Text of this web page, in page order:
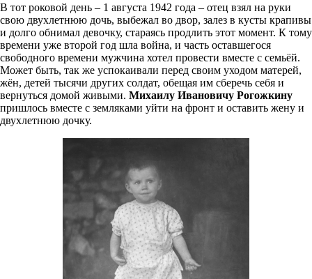
В тот роковой день – 1 августа 1942 года – отец взял на руки
свою двухлетнюю дочь, выбежал во двор, залез в кусты крапивы
и долго обнимал девочку, стараясь продлить этот момент. К тому
времени уже второй год шла война, и часть оставшегося
свободного времени мужчина хотел провести вместе с семьёй.
Может быть, так же успокаивали перед своим уходом матерей,
жён, детей тысячи других солдат, обещая им сберечь себя и
вернуться домой живыми. Михаилу Ивановичу Рогожкину
пришлось вместе с земляками уйти на фронт и оставить жену и
двухлетнюю дочку.